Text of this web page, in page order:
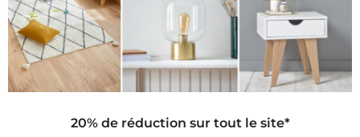
20% de réduction sur tout le site*